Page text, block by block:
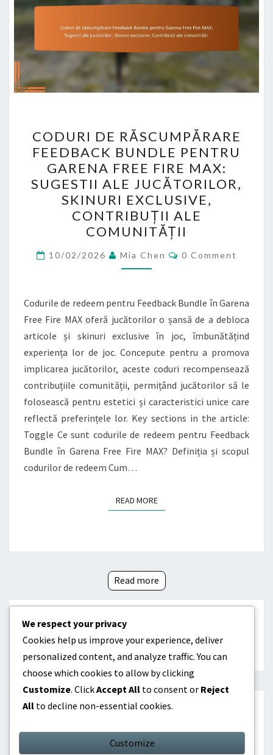
DE
RĂSCUMPĂRARE
FEEDBACK
BUNDLE
PENTRU
GARENA
FREE
FIRE
MAX:
ALE
JUCĂTORILOR,
SKINURI
EXCLUSIVE,
CONTRIBUȚII
ALE
COMUNITĂȚII
CODURI DE RĂSCUMPĂRARE
FEEDBACK BUNDLE PENTRU
GARENA FREE FIRE MAX:
SUGESTII ALE JUCĂTORILOR,
SKINURI EXCLUSIVE,
CONTRIBUȚII ALE
COMUNITĂȚII
10/02/2026 Mia Chen Comments
0 Comment
Codurile de redeem pentru Feedback Bundle în Garena
Free Fire MAX oferă jucătorilor o șansă de a debloca
articole și skinuri exclusive în joc, îmbunătățind
experiența lor de joc. Concepute pentru a promova
implicarea jucătorilor, aceste coduri recompensează
contribuțiile comunității, permițând jucătorilor să le
folosească pentru estetici și caracteristici unice care
reflectă preferințele lor. Key sections in the article:
Toggle Ce sunt codurile de redeem pentru Feedback
Bundle în Garena Free Fire MAX? Definiția și scopul
codurilor de redeem Cum…
READ MOREREAD MORE
Read more
Posts
navigation
NEWER POSTS
CĂUTARE
We respect your privacy
Cookies help us improve your experience, deliver
personalized content, and analyze traffic. You can
choose which cookies to allow by clicking
Customize. ClickAccept All to consent or Reject
All to decline non-essential cookies.
Customize